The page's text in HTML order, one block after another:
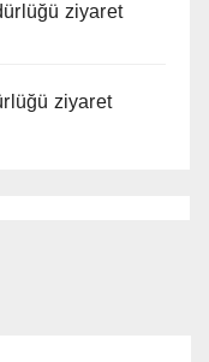
ziyaret
ziyaret